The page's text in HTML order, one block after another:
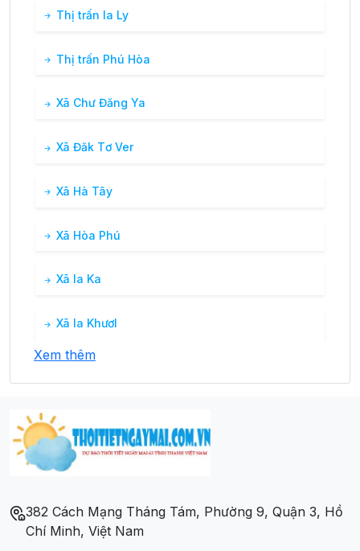
Thị trấn Ia Ly
Thị trấn Phú Hòa
Xã Chư Đăng Ya
Xã Đăk Tơ Ver
Xã Hà Tây
Xã Hòa Phú
Xã Ia Ka
Xã Ia Khươl
Xã Ia Nhin
Xã Nghĩa Hòa
Xem thêm
382 Cách Mạng Tháng Tám, Phường 9, Quận 3, Hồ
Chí Minh, Việt Nam